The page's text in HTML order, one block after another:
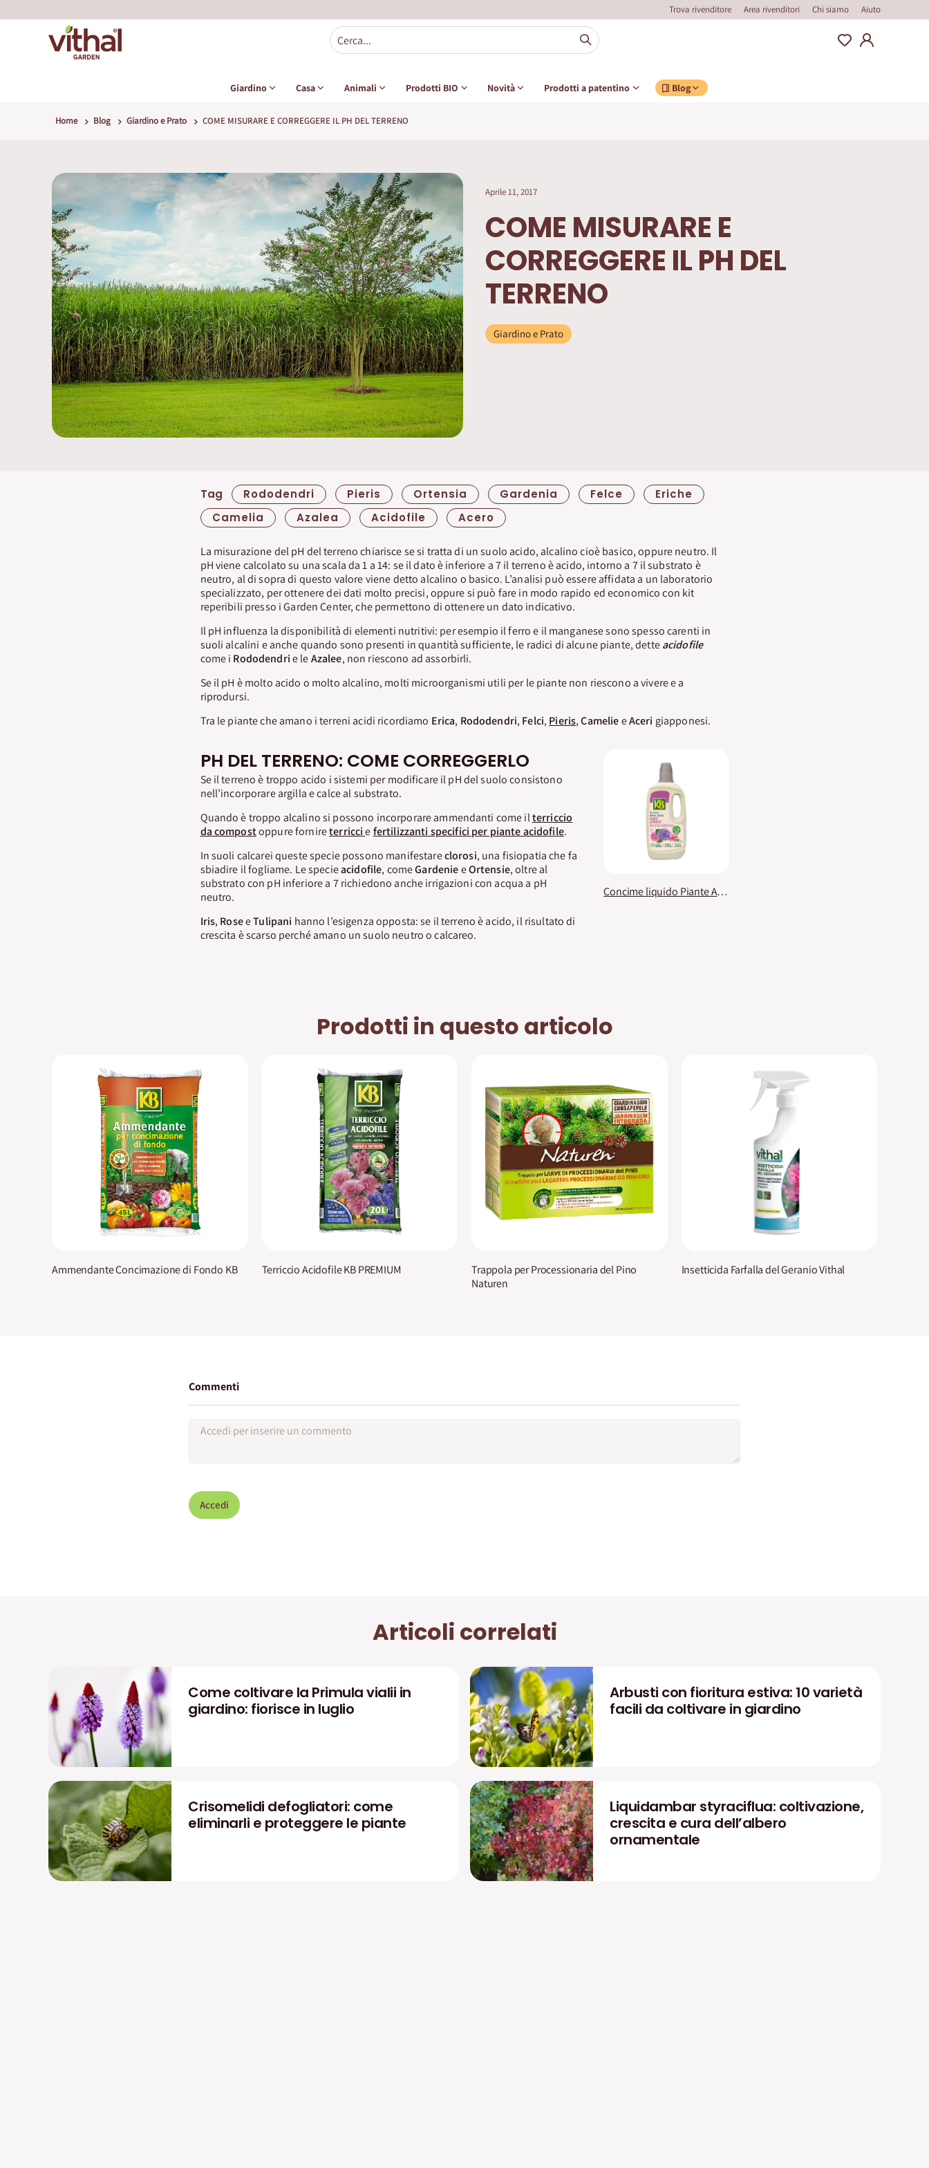
Trova rivenditore Area rivenditori Chi siamo Aiuto
Giardino Casa Animali Prodotti BIO Novità Prodotti a patentino Blog
Home Blog Giardino e Prato COME MISURARE E CORREGGERE IL PH DEL TERRENO
Aprile 11, 2017
COME MISURARE E
CORREGGERE IL PH DEL
TERRENO
Giardino e Prato
Tag Rododendri Pieris Ortensia Gardenia Felce
Eriche
Camelia
Azalea Acidofile Acero
La misurazione del pH del terreno chiarisce se si tratta di un suolo acido, alcalino cioè basico, oppure neutro. Il
pH viene calcolato su una scala da 1 a 14: se il dato è inferiore a 7 il terreno è acido, intorno a 7 il substrato è
neutro, al di sopra di questo valore viene detto alcalino o basico. L’analisi può essere affidata a un laboratorio
specializzato, per ottenere dei dati molto precisi, oppure si può fare in modo rapido ed economico con kit
reperibili presso i Garden Center, che permettono di ottenere un dato indicativo.
Il pH influenza la disponibilità di elementi nutritivi: per esempio il ferro e il manganese sono spesso carenti in
suoli alcalini e anche quando sono presenti in quantità sufficiente, le radici di alcune piante, detteacidofile
come i Rododendrie leAzalee, non riescono ad assorbirli.
Se il pH è molto acido o molto alcalino, molti microorganismi utili per le piante non riescono a vivere e a
riprodursi.
Tra le piante che amano i terreni acidi ricordiamo Erica, Rododendri, Felci, Pieris,CamelieeAceri giapponesi.
PH DEL TERRENO: COME CORREGGERLO
Se il terreno è troppo acido i sistemi per modificare il pH del suolo consistono
nell’incorporare argilla e calce al substrato.
Quando è troppo alcalino si possono incorporare ammendanti come ilterriccio
da compostoppure fornireterricci efertilizzanti specifici per piante acidofile.
In suoli calcarei queste specie possono manifestareclorosi, una fisiopatia che fa
sbiadire il fogliame. Le specieacidofile, comeGardenieeOrtensie, oltre al
substrato con pH inferiore a 7 richiedono anche irrigazioni con acqua a pH
neutro.
Iris, RoseeTulipani hanno l’esigenza opposta: se il terreno è acido, il risultato di
crescita è scarso perché amano un suolo neutro o calcareo.
Concime liquido Piante Acidofile KB
Prodotti in questo articolo
Ammendante Concimazione di Fondo KB Terriccio Acidofile KB PREMIUM
Trappola per Processionaria del Pino
Naturen
Insetticida Farfalla del Geranio Vithal
Commenti
Accedi
Articoli correlati
Come coltivare la Primula vialii in
giardino: fiorisce in luglio
Arbusti con fioritura estiva: 10 varietà
facili da coltivare in giardino
Crisomelidi defogliatori: come
eliminarli e proteggere le piante
Liquidambar styraciflua: coltivazione,
crescita e cura dell’albero
ornamentale